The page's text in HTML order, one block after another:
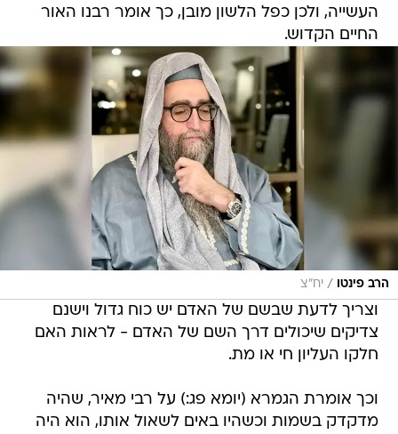
העשייה, ולכן כפל הלשון מובן, כך אומר רבנו האור
החיים הקדוש.
הרב פינטו / יח"צ
וצריך לדעת שבשם של האדם יש כוח גדול וישנם
צדיקים שיכולים דרך השם של האדם - לראות האם
חלקו העליון חי או מת.
וכך אומרת הגמרא (יומא פג:) על רבי מאיר, שהיה
מדקדק בשמות וכשהיו באים לשאול אותו, הוא היה